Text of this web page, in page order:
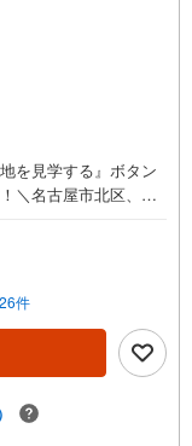
を見学する』ボタン
＼名古屋市北区、守
くいただいている不
立地環境はもちろ
現地の生の声をもと
お住まい探しの方へ/
にお住まい探しをさ
ます。＼お仕事で忙
でのご内覧もご対応
件